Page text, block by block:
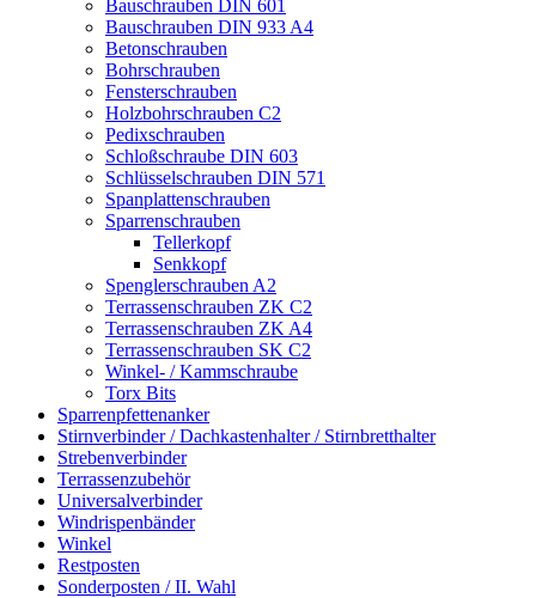
Bauschrauben DIN 601
Bauschrauben DIN 933 A4
Betonschrauben
Bohrschrauben
Fensterschrauben
Holzbohrschrauben C2
Pedixschrauben
Schloßschraube DIN 603
Schlüsselschrauben DIN 571
Spanplattenschrauben
Sparrenschrauben
Tellerkopf
Senkkopf
Spenglerschrauben A2
Terrassenschrauben ZK C2
Terrassenschrauben ZK A4
Terrassenschrauben SK C2
Winkel- / Kammschraube
Torx Bits
Sparrenpfettenanker
Stirnverbinder / Dachkastenhalter / Stirnbretthalter
Strebenverbinder
Terrassenzubehör
Universalverbinder
Windrispenbänder
Winkel
Restposten
Sonderposten / II. Wahl